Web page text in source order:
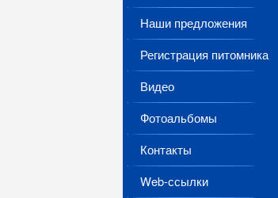
Наши предложения
Регистрация питомника
Видео
Фотоальбомы
Контакты
Web-ссылки